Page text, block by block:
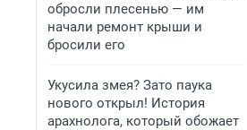
обросли плесенью — им
начали ремонт крыши и
бросили его
Укусила змея? Зато паука
нового открыл! История
арахнолога, который обожает